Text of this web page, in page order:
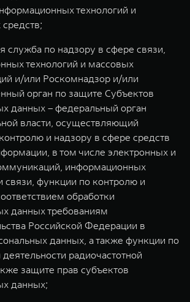
технологий и
служба по надзору в сфере связи,
технологий и массовых
и/или Роскомнадзор и/или
орган по защите Субъектов
данных – федеральный орган
власти, осуществляющий
и надзору в сфере средств
в том числе электронных и
информационных
связи, функции по контролю и
обработки
данных требованиям
Российской Федерации в
данных, а также функции по
радиочастотной
защите прав субъектов
данных;